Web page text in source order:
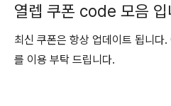
열렙 쿠폰 code 모음 입
최신 쿠폰은 항상 업데이트 됩니다
를 이용 부탁 드립니다.